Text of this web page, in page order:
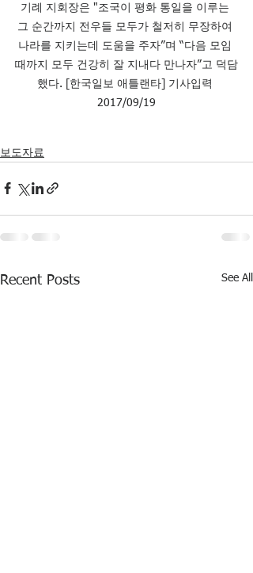
기례 지회장은 "조국이 평화 통일을 이루는
그 순간까지 전우들 모두가 철저히 무장하여
나라를 지키는데 도움을 주자”며 “다음 모임
때까지 모두 건강히 잘 지내다 만나자”고 덕담
했다. [한국일보 애틀랜타] 기사입력
2017/09/19
보도자료
Recent Posts See All